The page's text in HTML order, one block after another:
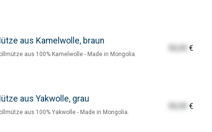
aus Kamelwolle, braun
aus 100% Kamelwolle - Made in Mongolia.
€
aus Yakwolle, grau
aus 100% Yakwolle - Made in Mongolia.
€